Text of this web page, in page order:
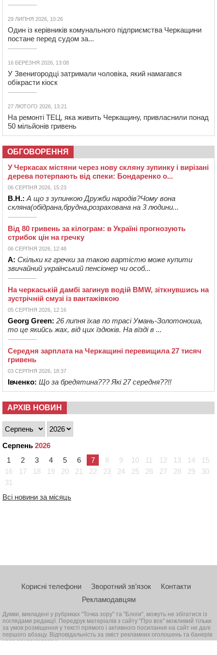
29 ЛИПНЯ 2026, 10:26
Один із керівників комунального підприємства Черкащини
постане перед судом за...
16 БЕРЕЗНЯ 2026, 13:08
У Звенигородці затримали чоловіка, який намагався
обікрасти кіоск
27 ЛЮТОГО 2026, 13:21
На ремонті ТЕЦ, яка живить Черкащину, привласнили понад
50 мільйонів гривень
ОБГОВОРЕННЯ
У Черкасах містяни через нову скляну зупинку і вирізані
дерева потерпають від спеки: Бондаренко о...
06 СЕРПНЯ 2026, 15:23
В.Н.: А що з зупинкою Дружби народів?Чому вона
скляна(обідрана,брудна,розрахована на 3 людини...
Від 80 гривень за кілограм: в Україні прогнозують
стрибок цін на гречку
06 СЕРПНЯ 2026, 12:48
А: Скільки кг гречки за такою вартістю може купити
звичайний український пенсіонер чи особ...
На черкаській дамбі загинув водій BMW, зіткнувшись на
зустрічній смузі із вантажівкою
05 СЕРПНЯ 2026, 12:16
Georg Green: 26 липня їхав по трасі Умань-Золотоноша,
то це якийсь жах, від цих їздюків. На вїзді в ...
Середня зарплата на Черкащині перевищила 27 тисяч
гривень
03 СЕРПНЯ 2026, 18:37
Івченко: Що за бредятина??? Які 27 середня??!!
АРХІВ НОВИН
Серпень 2026
1
2 3 4 5 6 7 8 9 10 11 12 13 14
15
16
17 18 19 20 21 22 23 24 25 26 27 28 29
30
31
Всі новини за місяць
Корисні телефони Зворотний зв’язок
Контакти
Рекламодавцям
Думки, викладені у рубриках "Точка зору" та "Блоги", можуть не збігатися із
поглядами редакції. Передрук матеріалів з сайту "Про все" можливий тільки
за умов розміщення у тексті прямого і активного посилання на сайт не далі
першого абзацу. Відповідальність за зміст рекламних оголошень та банерів
несе рекламодавець